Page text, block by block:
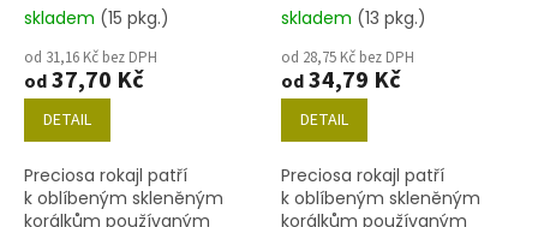
skladem (15 pkg.)
od 31,16 Kč bez DPH
od37,70 Kč
DETAIL
Preciosa rokajl patří
k oblíbeným skleněným
korálkům používaným
skladem (13 pkg.)
od 28,75 Kč bez DPH
od34,79 Kč
DETAIL
Preciosa rokajl patří
k oblíbeným skleněným
korálkům používaným